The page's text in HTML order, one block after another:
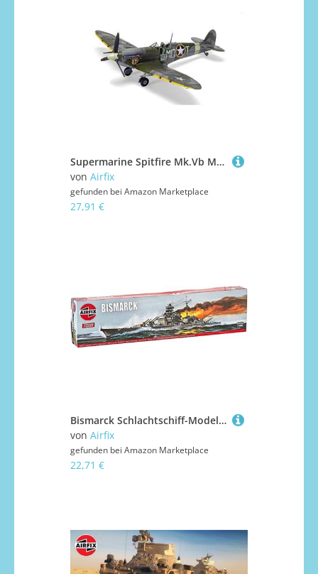
Supermarine Spitfire Mk.Vb Modellbausatz
von Airfix
gefunden bei Amazon Marketplace
27,91 €
Bismarck Schlachtschiff-Modellbausatz
von Airfix
gefunden bei Amazon Marketplace
22,71 €